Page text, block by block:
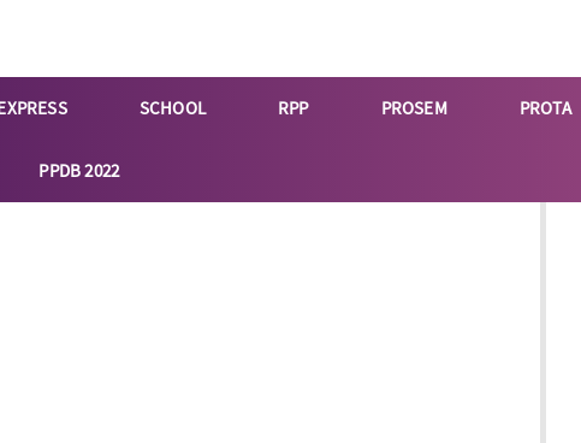
SCHOOL RPP PROSEM PROTA
PPDB 2022